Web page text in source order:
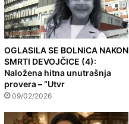
OGLASILA SE BOLNICA NAKON
SMRTI DEVOJČICE (4):
Naložena hitna unutrašnja
provera – “Utvr
09/02/2026